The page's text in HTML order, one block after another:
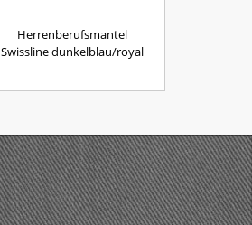
Herrenberufsmantel
Swissline dunkelblau/royal